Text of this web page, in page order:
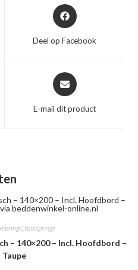
Opent
in
nieuw
Deel op Facebook
Opent
in
nieuw
E-mail dit product
, Boxsprings
– 140×200 – Incl. Hoofdbord –
Taupe